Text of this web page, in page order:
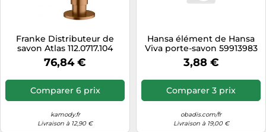
Tablettes tactiles
Téléphonie
Téléviseurs
Télévision & vidéo
Franke Distributeur de
savon Atlas 112.0717.104
Cuivre
76,84 €
Comparer 6 prix
kamody.fr
Livraison à 12,90 €
Hansa élément de Hansa
Viva porte-savon 59913983
3,88 €
Comparer 3 prix
obadis.com/fr
Livraison à 19,00 €